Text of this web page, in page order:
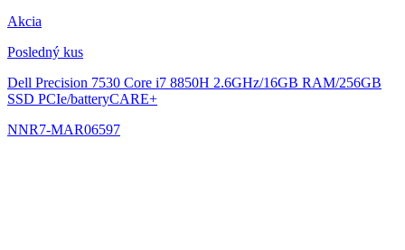
Akcia
Posledný kus
Dell Precision 7530 Core i7 8850H 2.6GHz/16GB RAM/256GB
SSD PCIe/batteryCARE+
NNR7-MAR06597